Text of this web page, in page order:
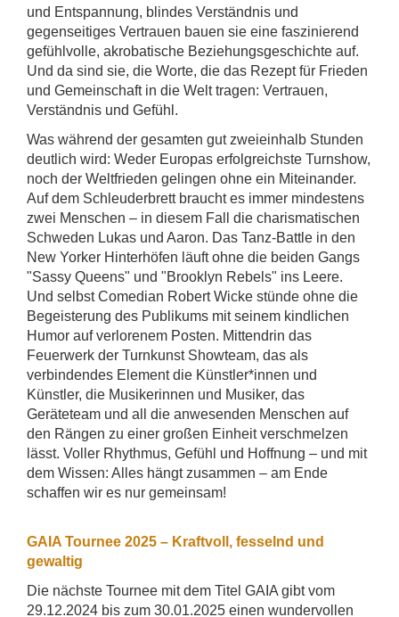
und Entspannung, blindes Verständnis und
gegenseitiges Vertrauen bauen sie eine faszinierend
gefühlvolle, akrobatische Beziehungsgeschichte auf.
Und da sind sie, die Worte, die das Rezept für Frieden
und Gemeinschaft in die Welt tragen: Vertrauen,
Verständnis und Gefühl.
Was während der gesamten gut zweieinhalb Stunden
deutlich wird: Weder Europas erfolgreichste Turnshow,
noch der Weltfrieden gelingen ohne ein Miteinander.
Auf dem Schleuderbrett braucht es immer mindestens
zwei Menschen – in diesem Fall die charismatischen
Schweden Lukas und Aaron. Das Tanz-Battle in den
New Yorker Hinterhöfen läuft ohne die beiden Gangs
"Sassy Queens" und "Brooklyn Rebels" ins Leere.
Und selbst Comedian Robert Wicke stünde ohne die
Begeisterung des Publikums mit seinem kindlichen
Humor auf verlorenem Posten. Mittendrin das
Feuerwerk der Turnkunst Showteam, das als
verbindendes Element die Künstler*innen und
Künstler, die Musikerinnen und Musiker, das
Geräteteam und all die anwesenden Menschen auf
den Rängen zu einer großen Einheit verschmelzen
lässt. Voller Rhythmus, Gefühl und Hoffnung – und mit
dem Wissen: Alles hängt zusammen – am Ende
schaffen wir es nur gemeinsam!
GAIA Tournee 2025 – Kraftvoll, fesselnd und
gewaltig
Die nächste Tournee mit dem Titel GAIA gibt vom
29.12.2024 bis zum 30.01.2025 einen wundervollen